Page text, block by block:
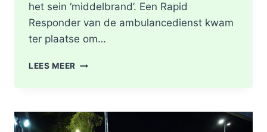
het sein ‘middelbrand’. Een Rapid
Responder van de ambulancedienst kwam
ter plaatse om…
LEES MEER BRAND
WONING
TIJDENS